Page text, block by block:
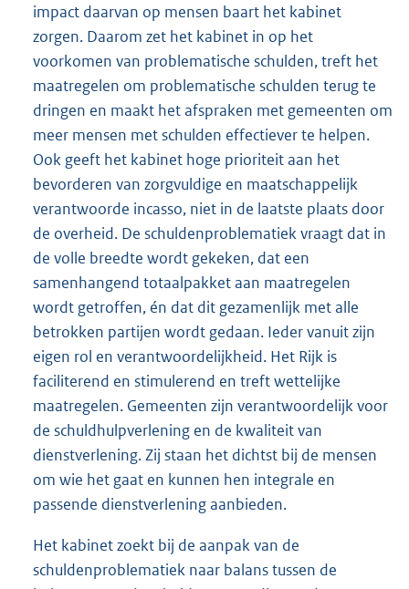
impact daarvan op mensen baart het kabinet
zorgen. Daarom zet het kabinet in op het
voorkomen van problematische schulden, treft het
maatregelen om problematische schulden terug te
dringen en maakt het afspraken met gemeenten om
meer mensen met schulden effectiever te helpen.
Ook geeft het kabinet hoge prioriteit aan het
bevorderen van zorgvuldige en maatschappelijk
verantwoorde incasso, niet in de laatste plaats door
de overheid. De schuldenproblematiek vraagt dat in
de volle breedte wordt gekeken, dat een
samenhangend totaalpakket aan maatregelen
wordt getroffen, én dat dit gezamenlijk met alle
betrokken partijen wordt gedaan. Ieder vanuit zijn
eigen rol en verantwoordelijkheid. Het Rijk is
faciliterend en stimulerend en treft wettelijke
maatregelen. Gemeenten zijn verantwoordelijk voor
de schuldhulpverlening en de kwaliteit van
dienstverlening. Zij staan het dichtst bij de mensen
om wie het gaat en kunnen hen integrale en
passende dienstverlening aanbieden.
Het kabinet zoekt bij de aanpak van de
schuldenproblematiek naar balans tussen de